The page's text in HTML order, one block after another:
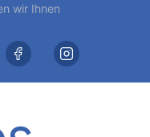
wir Ihnen